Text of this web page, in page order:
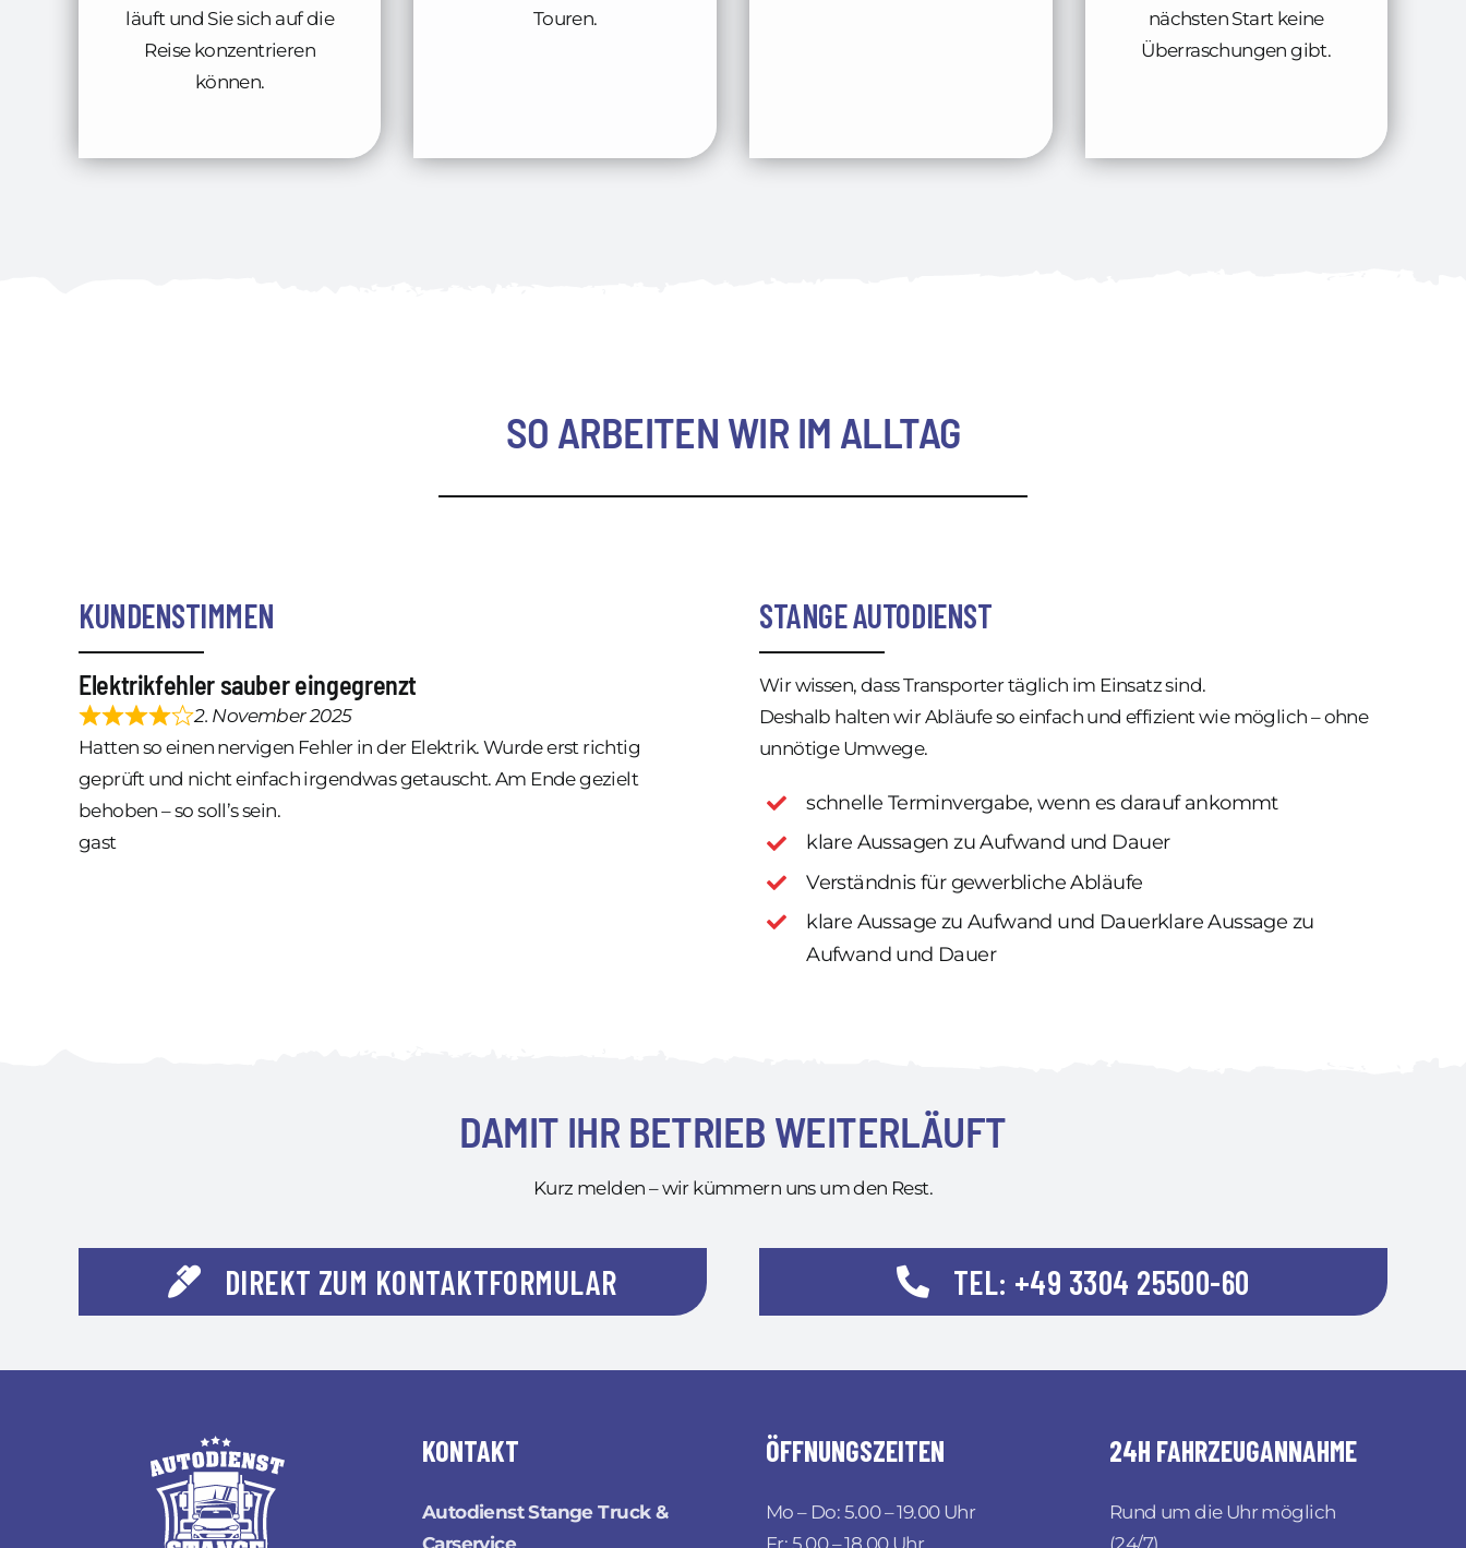
läuft und Sie sich auf die
Reise konzentrieren
können.
Touren.
nächsten Start keine
Überraschungen gibt.
SO ARBEITEN WIR IM ALLTAG
KUNDENSTIMMEN
Elektrikfehler sauber eingegrenzt
2. November 2025
Hatten so einen nervigen Fehler in der Elektrik. Wurde erst richtig
geprüft und nicht einfach irgendwas getauscht. Am Ende gezielt
behoben – so soll’s sein.
gast
STANGE AUTODIENST
Wir wissen, dass Transporter täglich im Einsatz sind.
Deshalb halten wir Abläufe so einfach und effizient wie möglich – ohne
unnötige Umwege.
schnelle Terminvergabe, wenn es darauf ankommt
klare Aussagen zu Aufwand und Dauer
Verständnis für gewerbliche Abläufe
klare Aussage zu Aufwand und Dauerklare Aussage zu
Aufwand und Dauer
DAMIT IHR BETRIEB WEITERLÄUFT
Kurz melden – wir kümmern uns um den Rest.
DIREKT ZUM KONTAKTFORMULAR TEL: +49 3304 25500-60
KONTAKT
Autodienst Stange Truck &
ÖFFNUNGSZEITEN
Mo – Do: 5.00 – 19.00 Uhr
24H FAHRZEUGANNAHME
Rund um die Uhr möglich